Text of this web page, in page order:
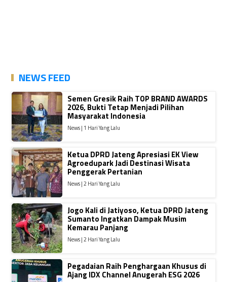
NEWS FEED
Semen Gresik Raih TOP BRAND AWARDS
2026, Bukti Tetap Menjadi Pilihan
Masyarakat Indonesia
News | 1 Hari Yang Lalu
Ketua DPRD Jateng Apresiasi EK View
Agroedupark Jadi Destinasi Wisata
Penggerak Pertanian
News | 2 Hari Yang Lalu
Jogo Kali di Jatiyoso, Ketua DPRD Jateng
Sumanto Ingatkan Dampak Musim
Kemarau Panjang
News | 2 Hari Yang Lalu
Pegadaian Raih Penghargaan Khusus di
Ajang IDX Channel Anugerah ESG 2026